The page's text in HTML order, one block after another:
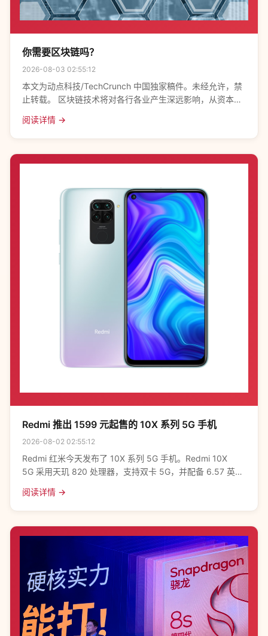
你需要区块链吗？
2026-08-03 02:55:12
本文为动点科技/TechCrunch 中国独家稿件。未经允许，禁
止转载。 区块链技术将对各行各业产生深远影响，从资本市
而易见，但这项技术仍然不乏炒
阅读详情 →
Redmi 推出 1599 元起售的 10X 系列 5G 手机
2026-08-02 02:55:12
Redmi 红米今天发布了 10X 系列 5G 手机。Redmi 10X
5G 采用天玑 820 处理器，支持双卡 5G，并配备 6.57 英寸
阅读详情 →